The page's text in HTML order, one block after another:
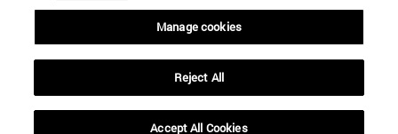
Manage cookies
Reject All
Accept All Cookies